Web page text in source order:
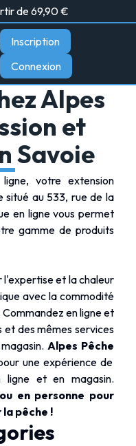
de 69,90 €
Inscription
Connexion
Alpes
et
Savoie
votre extension
situé au 533, rue de la
en ligne vous permet
gamme de produits
l'expertise et la chaleur
avec la commodité
en ligne et
des mêmes services
Alpes Pêche
une expérience de
ligne et en magasin.
en personne pour
pêche !